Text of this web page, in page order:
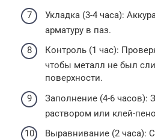
Укладка (3-4 часа):
арматуру в паз.
Контроль (1 час):
чтобы металл не был
поверхности.
Заполнение (4-6 часов):
раствором или клей-
Выравнивание (2 часа):